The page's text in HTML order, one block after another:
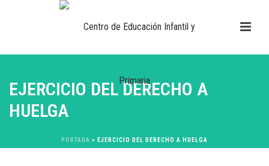
EJERCICIO DEL DERECHO A
HUELGA
PORTADA » EJERCICIO DEL DERECHO A HUELGA